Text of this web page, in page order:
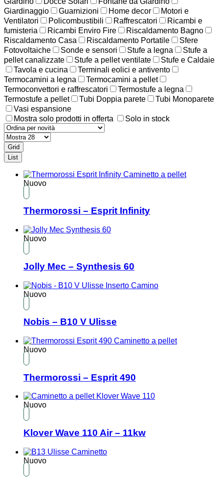
Giardinaggio
Guarnizioni Home decor
Motori e
Ventilatori
Policombustibili Raffrescatori
Ricambi e
fumisteria
Ricambi Enviro Fire
Riscaldamento Bagno
Riscaldamento Casa
Riscaldamento Portatile
Sfere
Fotovoltaiche
Sonde e sensori Stufe a legna
Stufe a
pellet canalizzate
Stufe a pellet ventilate
Stufe e Caldaie
Tavola e cucina
Terminali eolici e antivento
Termocamini a legna
Termocamini a pellet
Termoconvettori e raffrescatori
Termostufe a legna
Termostufe a pellet
Tubi Doppia parete
Tubi Monoparete
Vasi espansione
Mostra solo prodotti in offerta
Solo in stock
Grid
List
Nuovo
Thermorossi – Esprit Infinity
Nuovo
Jolly Mec – Synthesis 60
Nuovo
Nobis – B10 V Ulisse
Nuovo
Thermorossi – Esprit 490
Nuovo
Klover Wave 110 Air – 11kw
Nuovo